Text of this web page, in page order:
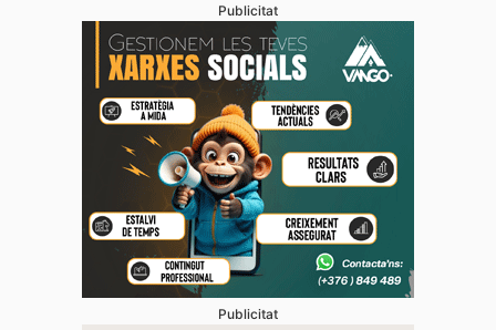
Publicitat
Publicitat